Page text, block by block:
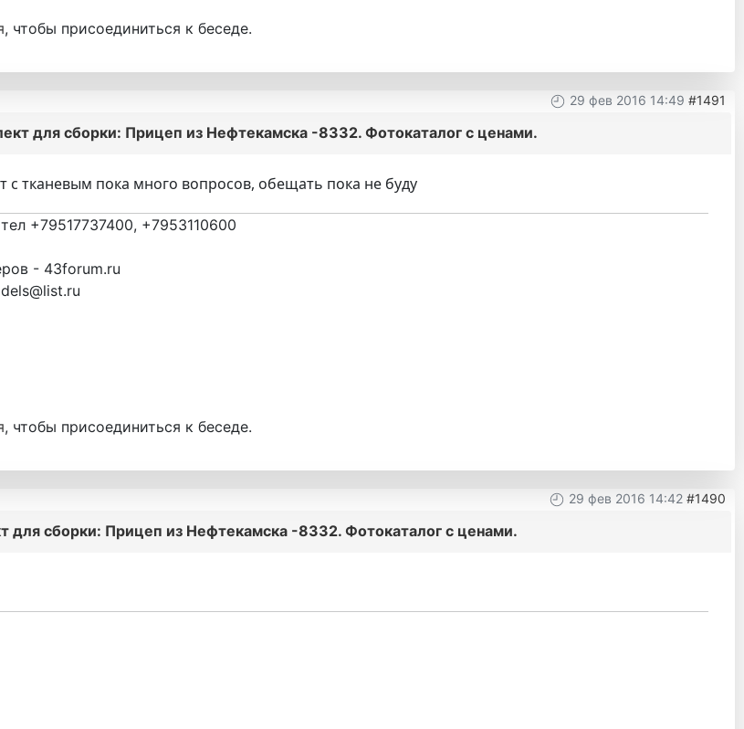
, чтобы присоединиться к беседе.
29 фев 2016 14:49 #1491
для сборки: Прицеп из Нефтекамска -8332. Фотокаталог с ценами.
с тканевым пока много вопросов, обещать пока не буду
+79517737400, +7953110600
- 43forum.ru
, чтобы присоединиться к беседе.
29 фев 2016 14:42 #1490
для сборки: Прицеп из Нефтекамска -8332. Фотокаталог с ценами.